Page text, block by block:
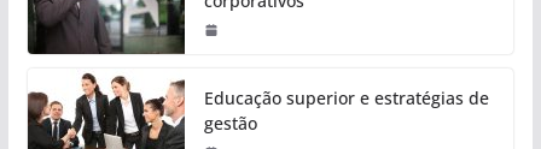
Educação superior e estratégias de
gestão